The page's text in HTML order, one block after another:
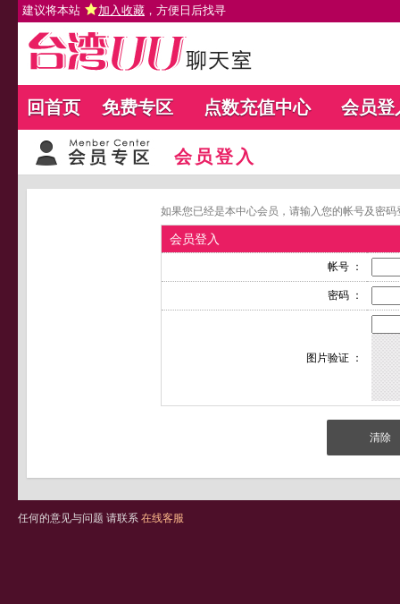
建议将本站 加入收藏 ，方便日后找寻
回首页 免费专区 点数充值中心 会员登
会员登入
如果您已经是本中心会员，请输入您的帐号及密
会员登入
帐号 ：
密码 ：
图片验证 ：
任何的意见与问题 请联系 在线客服